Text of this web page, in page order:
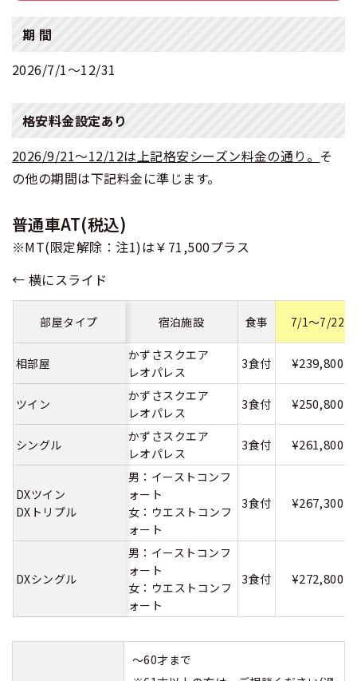
期 間
2026/7/1〜12/31
格安料金設定あり
2026/9/21～12/12は上記格安シーズン料金の通り。 そ
の他の期間は下記料金に準じます。
普通車AT(税込)
※MT(限定解除：注1)は￥71,500プラス
部屋タイプ 宿泊施設 食事 7/1～7/22
相部屋
かずさスクエア
レオパレス
3食付 ¥239,800
ツイン
かずさスクエア
レオパレス
3食付 ¥250,800
シングル
かずさスクエア
レオパレス
3食付 ¥261,800
DXツイン
DXトリプル
男：イーストコンフ
ォート
女：ウエストコンフ
ォート
3食付 ¥267,300
DXシングル
男：イーストコンフ
ォート
女：ウエストコンフ
ォート
3食付 ¥272,800
～60才まで